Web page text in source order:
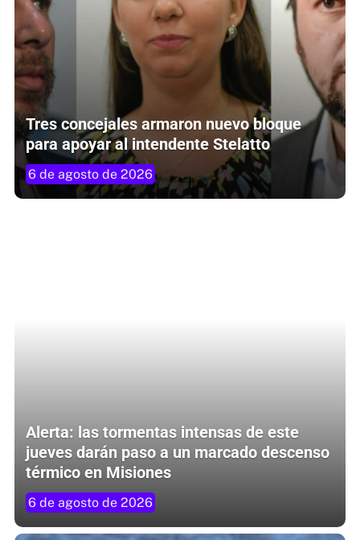
Tres concejales armaron nuevo bloque
para apoyar al intendente Stelatto
6 de agosto de 2026
Alerta: las tormentas intensas de este
jueves darán paso a un marcado descenso
térmico en Misiones
6 de agosto de 2026